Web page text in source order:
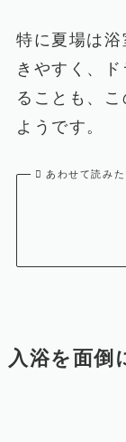
特に夏場は
きやすく、
ることも、
ようです。
あわせて読みた
入浴を面倒